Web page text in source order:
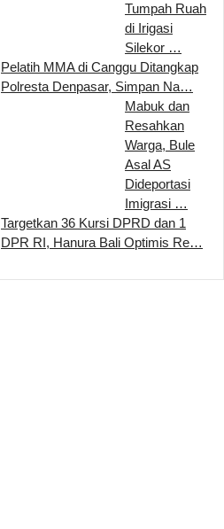
Tumpah Ruah
di Irigasi
Silekor …
Pelatih MMA di Canggu Ditangkap
Polresta Denpasar, Simpan Na…
Mabuk dan
Resahkan
Warga, Bule
Asal AS
Dideportasi
Imigrasi …
Targetkan 36 Kursi DPRD dan 1
DPR RI, Hanura Bali Optimis Re…